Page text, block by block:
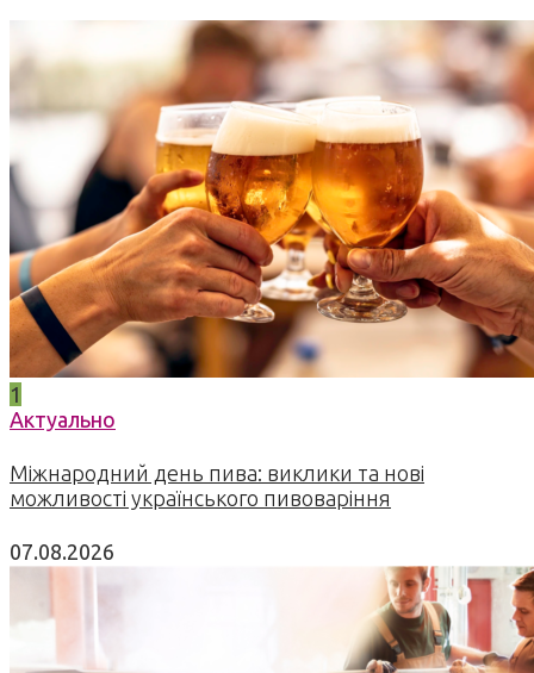
1
Актуально
Міжнародний день пива: виклики та нові
можливості українського пивоваріння
07.08.2026